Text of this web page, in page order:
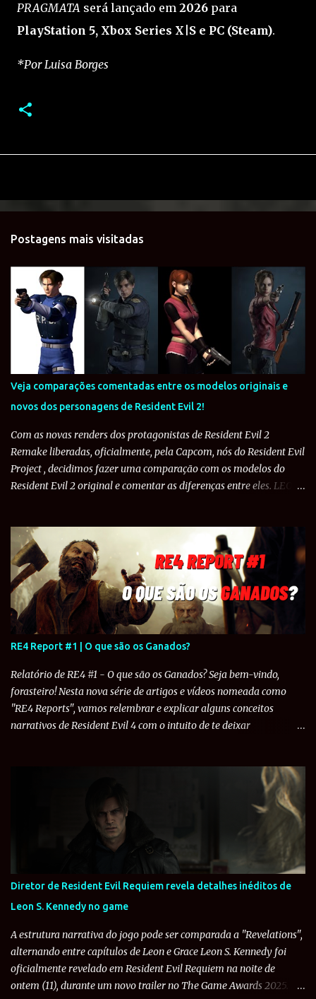
PRAGMATA será lançado em 2026 para
PlayStation 5, Xbox Series X|S e PC (Steam).
*Por Luisa Borges
Postagens mais visitadas
Veja comparações comentadas entre os modelos originais e
novos dos personagens de Resident Evil 2!
Com as novas renders dos protagonistas de Resident Evil 2
Remake liberadas, oficialmente, pela Capcom, nós do Resident Evil
Project , decidimos fazer uma comparação com os modelos do
Resident Evil 2 original e comentar as diferenças entre eles. LEON
de forma que ficasse mais fiel aos modelos de Resident Evil 4 e
Resident Evil 6 . No original, o uniforme de Leon é formado por
uma camisa branca de manga comprida, calça azul, botas de
couro pretas com o uniforme do RPD por cima. O uniforme tem
um colete básico e um cinto sem quaisquer acessórios a não ser
um coldre de coxa e cotoveleiras. O peito e os ombros são
protegidos um colete mais forte. No peito, o colete tem a estampa
"RPD" e nos ombros tem a estampa do emblega da Polícia de
Raccoon. Já no Remake, Leon também usa uma camisa branca de
manga comprida e uma calça azul. Mas o ...
RE4 Report #1 | O que são os Ganados?
Relatório de RE4 #1 - O que são os Ganados? Seja bem-vindo,
forasteiro! Nesta nova série de artigos e vídeos nomeada como
"RE4 Reports", vamos relembrar e explicar alguns conceitos
narrativos de Resident Evil 4 com o intuito de te deixar
são os Ganados , inimigos comuns do game. Qualquer pessoa que
jogou Resident Evil 4 se lembra dessas criaturas que tentam
impedir Leon S. Kennedy no resgate de Ashley Graham , a filha do
presidente americano, raptada pelo culto Los Illuminados. Assim
que o jogador chega ao vilarejo El Pueblo, já sofre uma má-
recepção dos habitantes que o chamam de "¡Un forastero!" e o
cercam por todos os lados. Mas graças a uma ação de Ada Wong ,
todos ouvem o sino da igreja e vão rezar. Os Ganados são
basicamente humanos infectados pela variante subordinada do
parasita Las Plagas, um ser primitivo encontrado pela civili...
Diretor de Resident Evil Requiem revela detalhes inéditos de
Leon S. Kennedy no game
A estrutura narrativa do jogo pode ser comparada a "Revelations",
alternando entre capítulos de Leon e Grace Leon S. Kennedy foi
oficialmente revelado em Resident Evil Requiem na noite de
ontem (11), durante um novo trailer no The Game Awards 2025. E